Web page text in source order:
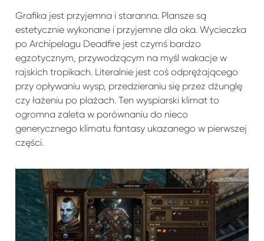
Grafika jest przyjemna i staranna. Plansze są
estetycznie wykonane i przyjemne dla oka. Wycieczka
po Archipelagu Deadfire jest czymś bardzo
egzotycznym, przywodzącym na myśl wakacje w
rajskich tropikach. Literalnie jest coś odprężającego
przy opływaniu wysp, przedzieraniu się przez dżunglę
czy łażeniu po plażach. Ten wyspiarski klimat to
ogromna zaleta w porównaniu do nieco
generycznego klimatu fantasy ukazanego w pierwszej
części.